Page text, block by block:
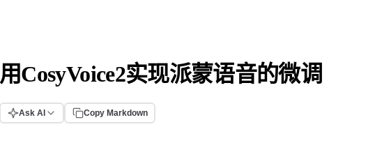
用CosyVoice2实现派蒙语音的微调
Ask AI Copy Markdown